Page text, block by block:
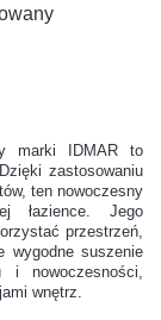
marki IDMAR to
zastosowaniu
ten nowoczesny
łazience. Jego
przestrzeń,
wygodne suszenie
i nowoczesności,
wnętrz.